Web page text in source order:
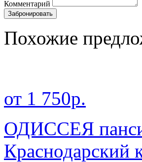
Комментарий
Забронировать
Похожие
от 1 750р.
ОДИССЕЯ
Краснодарский